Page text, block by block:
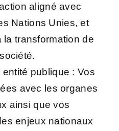
aligné avec
Nations Unies, et
la transformation de
entité publique : Vos
avec les organes
ainsi que vos
enjeux nationaux